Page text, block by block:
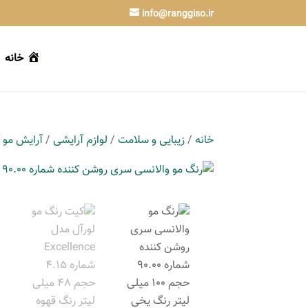
info@ranggiso.ir
خانه
خانه /زیبایی و سلامت / لوازم آرایشی /آرایش مو